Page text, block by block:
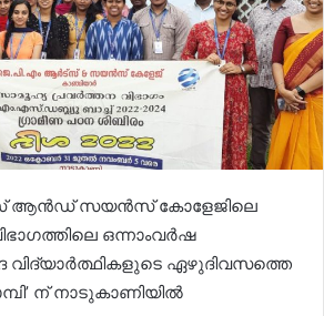
ആൻഡ് സയൻസ് കോളേജിലെ
ഒന്നാംവർഷ
വിദ്യാർത്ഥികളുടെ ഏഴുദിവസത്തെ
ന് നാടുകാണിയിൽ